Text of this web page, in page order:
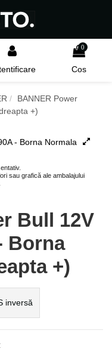
0
Cos
BANNER Power
+)
sau grafică ale ambalajului
Bull 12V
Borna
+)
inversă